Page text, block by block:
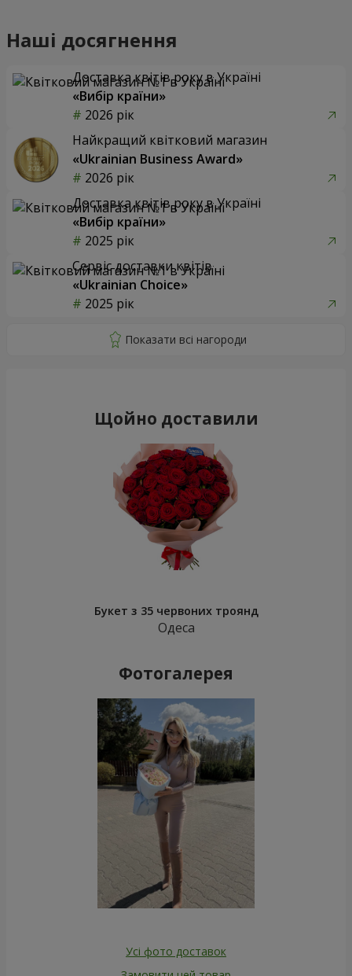
Наші досягнення
Доставка квітів року в Україні
«Вибір країни»
2026 рік
Найкращий квітковий магазин
«Ukrainian Business Award»
2026 рік
Доставка квітів року в Україні
«Вибір країни»
2025 рік
Сервіс доставки квітів
«Ukrainian Choice»
2025 рік
Щойно доставили
Букет з 35 червоних троянд
Одеса
Фотогалерея
Усі фото доставок